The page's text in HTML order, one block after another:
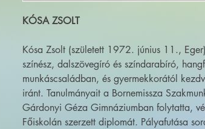
KÓSA ZSOLT
Kósa Zsolt (született 1972. június 11.,
színész, dalszövegíró és színdarabíró,
munkáscsaládban, és gyermekkorától
iránt. Tanulmányait a Bornemissza
Gárdonyi Géza Gimnáziumban folytatta,
Főiskolán szerzett diplomát. Pályafutása